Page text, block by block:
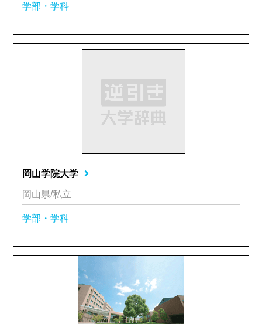
学部・学科
岡山学院大学
岡山県/私立
学部・学科